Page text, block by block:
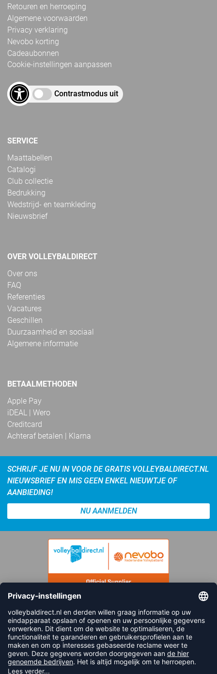
Retouren en herroeping
Algemene voorwaarden
Privacy verklaring
Nevobo korting
Cadeaubonnen
Cookie-instellingen aanpassen
Contrastmodus uit
SERVICE
Maattabellen
Catalogi
Club collectie
Bedrukking
Wedstrijd- en teamkleding
Nieuwsbrief
OVER VOLLEYBALDIRECT
Over ons
FAQ
Referenties
Vacatures
Geschillen
Duurzaamheid en sociaal
Algemene informatie
BETAALMETHODEN
Apple Pay
iDEAL | Wero
Creditcard
Achteraf betalen | Klarna
SCHRIJF JE NU IN VOOR DE GRATIS VOLLEYBALDIRECT.NL
NIEUWSBRIEF EN MIS GEEN ENKEL NIEUWTJE OF
AANBIEDING!
NU AANMELDEN
FOLLOW US